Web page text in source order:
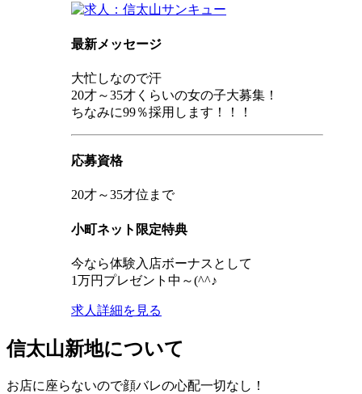
最新メッセージ
大忙しなので汗
20才～35才くらいの女の子大募集！
ちなみに99％採用します！！！
応募資格
20才～35才位まで
小町ネット限定特典
今なら体験入店ボーナスとして
1万円プレゼント中～(^^♪
求人詳細を見る
信太山新地について
お店に座らないので顔バレの心配一切なし！